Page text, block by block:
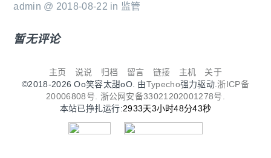
admin @ 2018-08-22 in 监管
暂无评论
主页 说说 归档 留言 链接 主机
关于
©2018-2026 Oo笑容太甜oO. 由Typecho强力驱动. 浙ICP备
20006808号. 浙公网安备33021202001278号.
本站已挣扎运行:2933天3小时48分44秒